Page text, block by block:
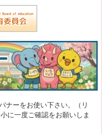
ーをお使い下さい。（リ
に一度ご確認をお願いしま